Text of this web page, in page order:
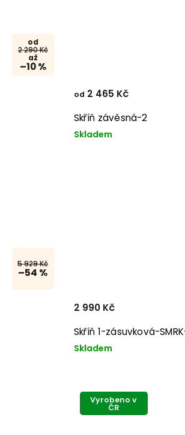
od
2 290 Kč
až
–10 %
Skříň závěsná-2
Skladem
od 2 465 Kč
5 929 Kč
–54 %
Skříň 1-zásuvková-
Skladem
2 990 Kč
Vyrobeno v
ČR